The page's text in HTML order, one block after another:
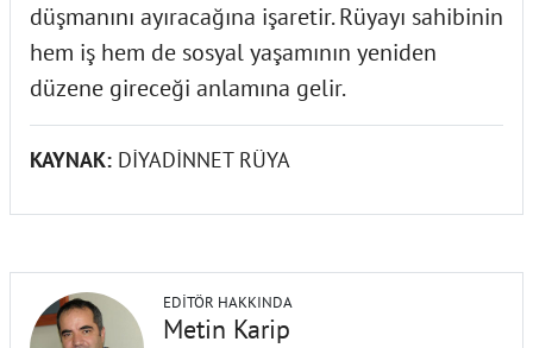
düşmanını ayıracağına işaretir. Rüyayı sahibinin
hem iş hem de sosyal yaşamının yeniden
düzene gireceği anlamına gelir.
KAYNAK: DİYADİNNET RÜYA
EDITÖR HAKKINDA
Metin Karip